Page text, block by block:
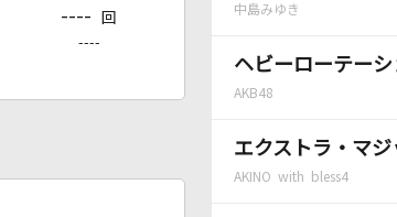
中島みゆき
ヘビーローテーシ
AKB48
エクストラ・マ
AKINO with bless4
---- 回
----